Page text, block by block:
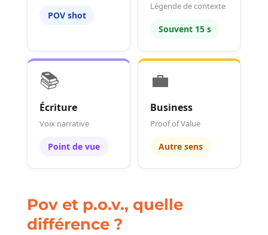
POV shot
Légende de contexte
Souvent 15 s
📚
Écriture
Voix narrative
Point de vue
💼
Business
Proof of Value
Autre sens
Pov et p.o.v., quelle
différence ?